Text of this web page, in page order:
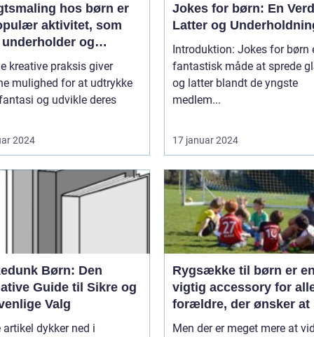
hos børn er
aktivitet, som
underholder og
de små
kreative praksis giver
mulighed for at udtrykke
og udvikle deres
2024
Jokes for børn: En
Latter og
Introduktion: Jokes for børn
fantastisk måde at sprede
og latter blandt de yngste
medlem...
17 januar 2024
Børn: Den
Guide til Sikre og
Valg
artikel dykker ned i
Rygsække til børn er
vigtig accessory for
forældre, der ønsker at
deres barns komfort og
Men der er meget mere at